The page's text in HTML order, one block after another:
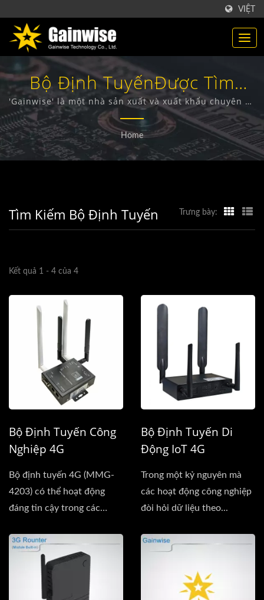
VIỆT
Bộ Định TuyếnĐược Tìm
Kiếm | Nhà Sản Xuất Sản
Phẩm Viễn Thông Đài Loan |
Gainwise Technology Co.,
'Gainwise' là một nhà sản xuất và xuất khẩu chuyên về
thiết kế, phát triển và sản xuất các thiết bị không dây
cố định, Intercom cửa 4G, Mở cổng 4G và Báo khói 4G.
Home
Tìm Kiếm Bộ Định Tuyến Trưng bày:
Kết quả 1 - 4 của 4
Bộ Định Tuyến Công
Nghiệp 4G
Bộ định tuyến 4G (MMG-
4203) có thể hoạt động
đáng tin cậy trong các
Bộ Định Tuyến Di
Động IoT 4G
Trong một kỷ nguyên mà
các hoạt động công nghiệp
đòi hỏi dữ liệu theo...